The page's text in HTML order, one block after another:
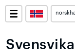
Svensvika